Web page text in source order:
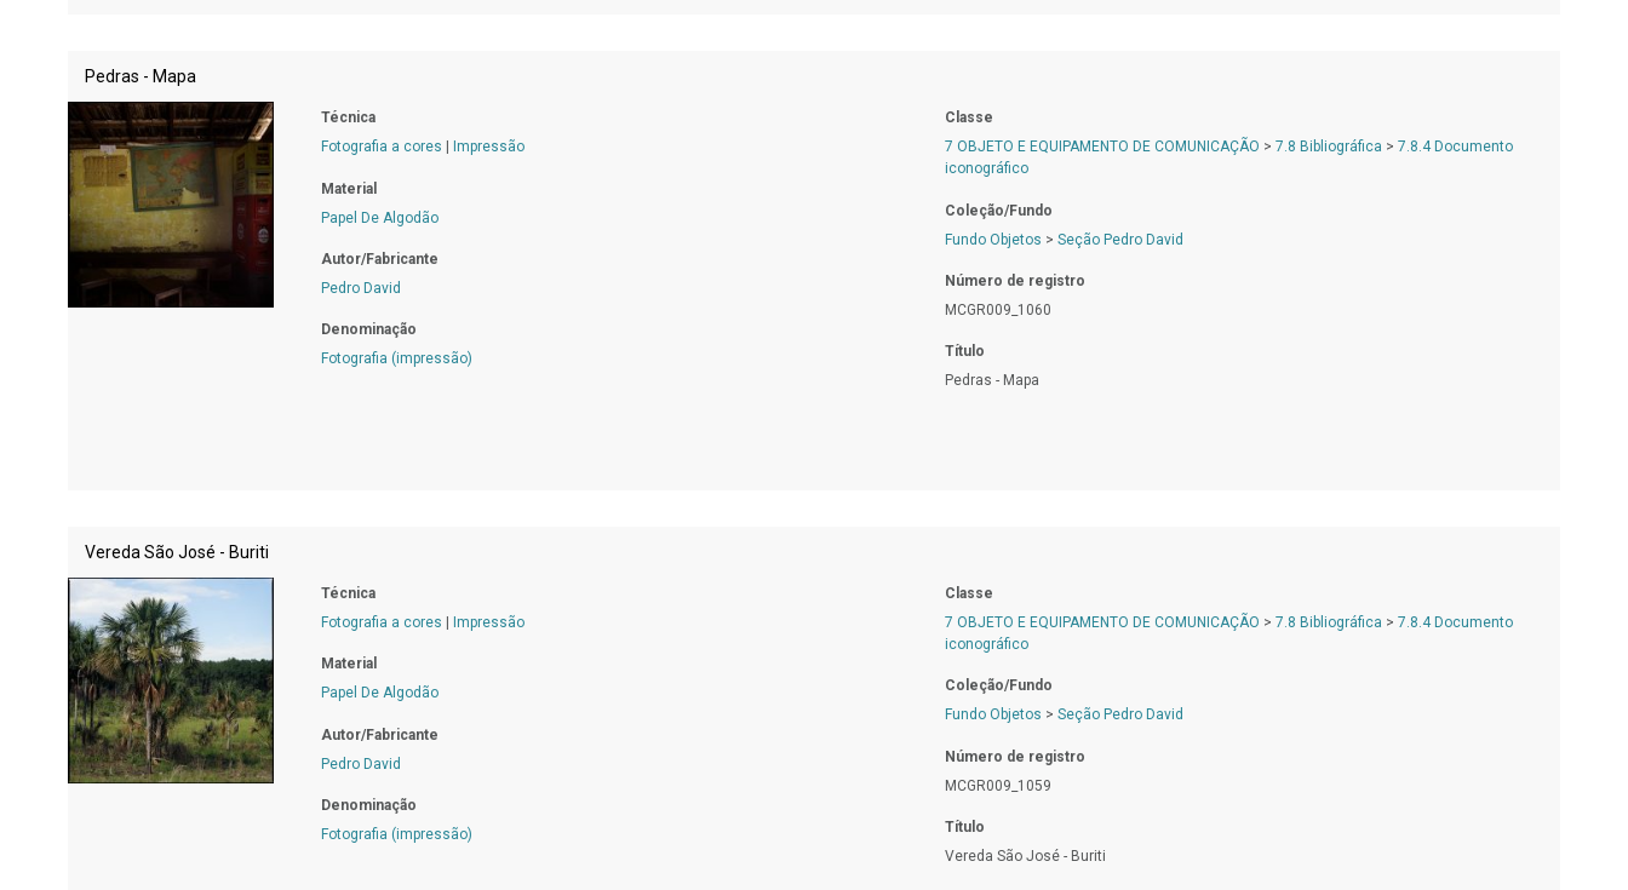
Pedras - Mapa
Técnica
Fotografia a cores
Impressão
Material
Papel De Algodão
Autor/Fabricante
Pedro David
Denominação
Fotografia (impressão)
Classe
7 OBJETO E EQUIPAMENTO DE COMUNICAÇÃO > 7.8 Bibliográfica > 7.8.4 Documento
iconográfico
Coleção/Fundo
Fundo Objetos > Seção Pedro David
Número de registro
MCGR009_1060
Título
Pedras - Mapa
Vereda São José - Buriti
Técnica
Fotografia a cores
Impressão
Material
Papel De Algodão
Autor/Fabricante
Pedro David
Denominação
Fotografia (impressão)
Classe
7 OBJETO E EQUIPAMENTO DE COMUNICAÇÃO > 7.8 Bibliográfica > 7.8.4 Documento
iconográfico
Coleção/Fundo
Fundo Objetos > Seção Pedro David
Número de registro
MCGR009_1059
Título
Vereda São José - Buriti